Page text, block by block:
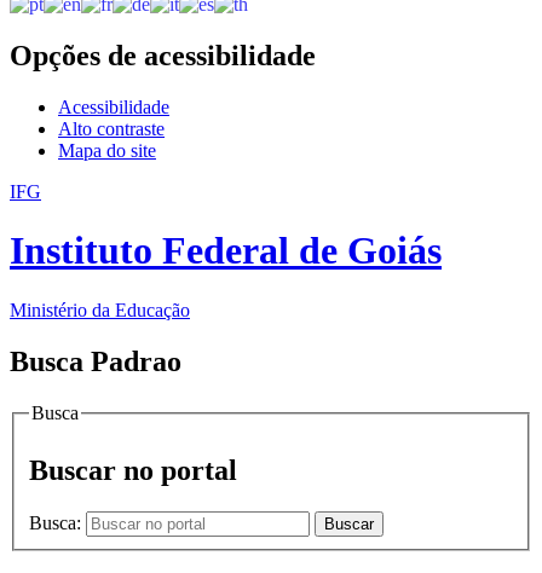
Opções de acessibilidade
Acessibilidade
Alto contraste
Mapa do site
IFG
Instituto Federal de Goiás
Ministério da Educação
Busca Padrao
Busca
Buscar no portal
Busca: Buscar